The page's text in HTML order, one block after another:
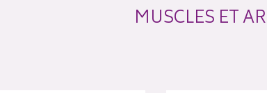
MUSCLES ET